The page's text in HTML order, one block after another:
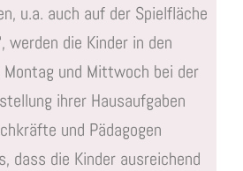
u.a. auch auf der Spielfläche
werden die Kinder in den
Montag und Mittwoch bei der
ihrer Hausaufgaben
und Pädagogen
dass die Kinder ausreichend